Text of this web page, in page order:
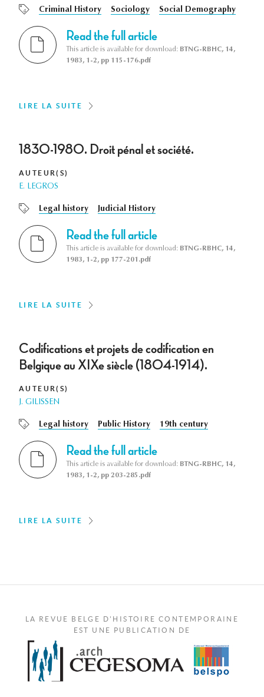
Criminal History Sociology Social Demography
Read the full article
This article is available for download: BTNG-RBHC, 14,
1983, 1-2, pp 115-176.pdf
LIRE LA SUITE
1830-1980. Droit pénal et société.
AUTEUR(S)
E. LEGROS
Legal history Judicial History
Read the full article
This article is available for download: BTNG-RBHC, 14,
1983, 1-2, pp 177-201.pdf
LIRE LA SUITE
Codifications et projets de codification en
Belgique au XIXe siècle (1804-1914).
AUTEUR(S)
J. GILISSEN
Legal history Public History 19th century
Read the full article
This article is available for download: BTNG-RBHC, 14,
1983, 1-2, pp 203-285.pdf
LIRE LA SUITE
LA REVUE BELGE D'HISTOIRE CONTEMPORAINE
EST UNE PUBLICATION DE